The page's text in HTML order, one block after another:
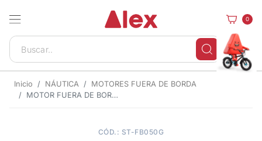
0
Inicio NÁUTICA
MOTORES FUERA DE BORDA
MOTOR FUERA DE BORDA STAR 5HP GRIS
CÓD.: ST-FB050G